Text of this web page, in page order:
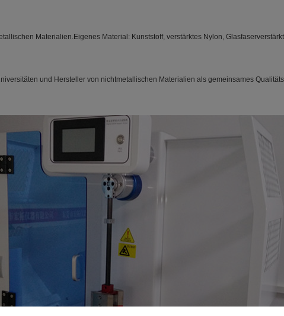
Materialien.Eigenes Material: Kunststoff, verstärktes Nylon,
und Hersteller von nichtmetallischen Materialien als gemeinsames